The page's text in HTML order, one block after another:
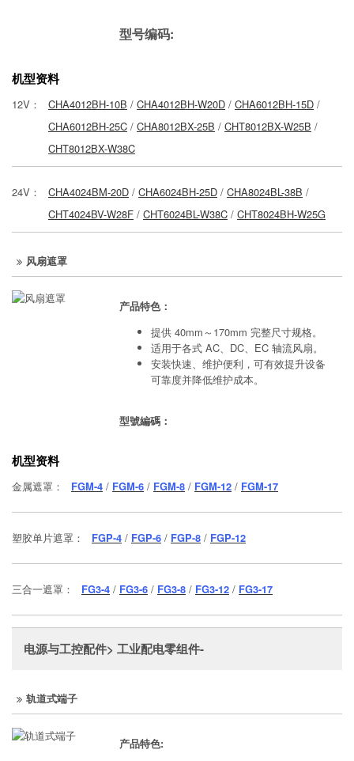
型号编码:
机型资料
12V： CHA4012BH-10B / CHA4012BH-W20D / CHA6012BH-15D /
CHA6012BH-25C / CHA8012BX-25B / CHT8012BX-W25B /
CHT8012BX-W38C
24V： CHA4024BM-20D / CHA6024BH-25D / CHA8024BL-38B /
CHT4024BV-W28F / CHT6024BL-W38C / CHT8024BH-W25G
风扇遮罩
产品特色：
提供 40mm～170mm 完整尺寸规格。
适用于各式 AC、DC、EC 轴流风扇。
安装快速、维护便利，可有效提升设备
可靠度并降低维护成本。
型號編碼：
机型资料
金属遮罩： FGM-4 / FGM-6 / FGM-8 / FGM-12 / FGM-17
塑胶单片遮罩： FGP-4 / FGP-6 / FGP-8 / FGP-12
三合一遮罩： FG3-4 / FG3-6 / FG3-8 / FG3-12 / FG3-17
电源与工控配件> 工业配电零组件-
轨道式端子
产品特色: